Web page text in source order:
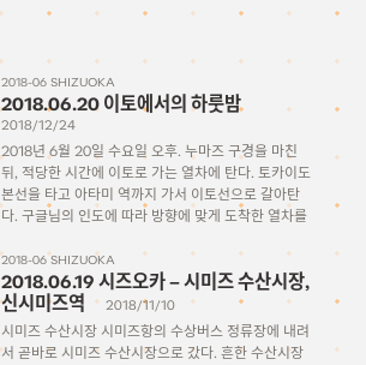
2018-06 SHIZUOKA
2018.06.20 이토에서의 하룻밤
2018/12/24
2018년 6월 20일 수요일 오후. 누마즈 구경을 마친
뒤, 적당한 시간에 이토로 가는 열차에 탄다. 토카이도
본선을 타고 아타미 역까지 가서 이토선으로 갈아탄
다. 구글님의 인도에 따라 방향에 맞게 도착한 열차를
내부가 화려해서 […]
2018-06 SHIZUOKA
2018.06.19 시즈오카 – 시미즈 수산시장,
신시미즈역
2018/11/10
시미즈 수산시장 시미즈항의 수상버스 정류장에 내려
서 곧바로 시미즈 수산시장으로 갔다. 흔한 수산시장